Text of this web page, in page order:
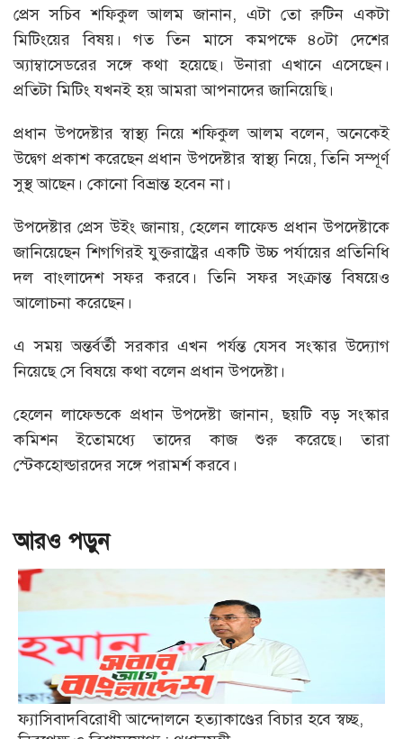
প্রেস সচিব শফিকুল আলম জানান, এটা তো রুটিন একটা
মিটিংয়ের বিষয়। গত তিন মাসে কমপক্ষে ৪০টা দেশের
অ্যাম্বাসেডরের সঙ্গে কথা হয়েছে। উনারা এখানে এসেছেন।
প্রতিটা মিটিং যখনই হয় আমরা আপনাদের জানিয়েছি।
প্রধান উপদেষ্টার স্বাস্থ্য নিয়ে শফিকুল আলম বলেন, অনেকেই
উদ্বেগ প্রকাশ করেছেন প্রধান উপদেষ্টার স্বাস্থ্য নিয়ে, তিনি সম্পূর্ণ
সুস্থ আছেন। কোনো বিভ্রান্ত হবেন না।
উপদেষ্টার প্রেস উইং জানায়, হেলেন লাফেভ প্রধান উপদেষ্টাকে
জানিয়েছেন শিগগিরই যুক্তরাষ্ট্রের একটি উচ্চ পর্যায়ের প্রতিনিধি
দল বাংলাদেশ সফর করবে। তিনি সফর সংক্রান্ত বিষয়েও
আলোচনা করেছেন।
এ সময় অন্তর্বর্তী সরকার এখন পর্যন্ত যেসব সংস্কার উদ্যোগ
নিয়েছে সে বিষয়ে কথা বলেন প্রধান উপদেষ্টা।
হেলেন লাফেভকে প্রধান উপদেষ্টা জানান, ছয়টি বড় সংস্কার
কমিশন ইতোমধ্যে তাদের কাজ শুরু করেছে। তারা
স্টেকহোল্ডারদের সঙ্গে পরামর্শ করবে।
আরও পড়ুন
ফ্যাসিবাদবিরোধী আন্দোলনে হত্যাকাণ্ডের বিচার হবে স্বচ্ছ,